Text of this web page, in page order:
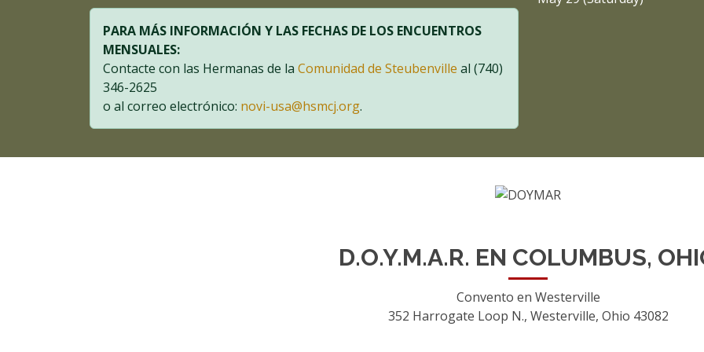
PARA MÁS INFORMACIÓN Y LAS FECHAS DE LOS ENCUENTROS
MENSUALES:
Contacte con las Hermanas de la Comunidad de Steubenville al (740)
346-2625
o al correo electrónico: novi-usa@hsmcj.org.
D.O.Y.M.A.R. EN COLUMBUS,
Convento en Westerville
352 Harrogate Loop N., Westerville, Ohio 43082